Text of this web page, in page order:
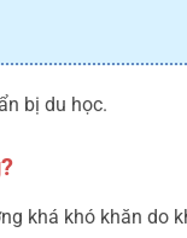
bị du học.
khá khó khăn do